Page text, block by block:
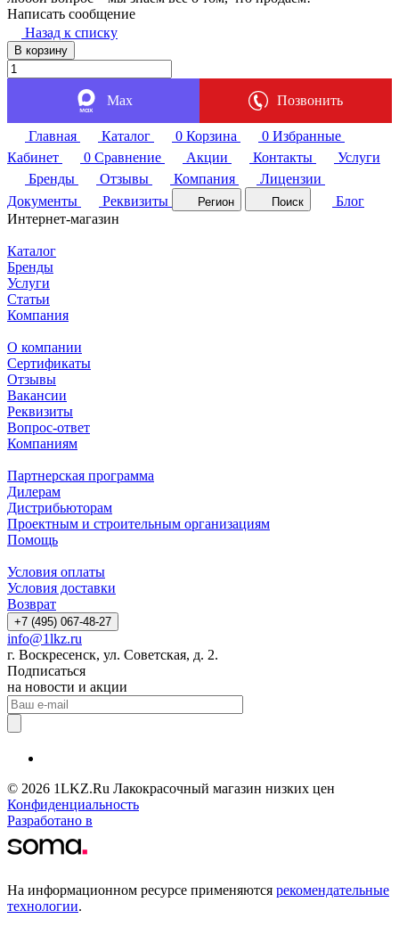
Написать сообщение
Назад к списку
В корзину
Max Позвонить
Главная Каталог 0 Корзина 0 Избранные
Кабинет
0 Сравнение Акции Контакты
Услуги
Бренды
Отзывы Компания
Лицензии
Документы
Реквизиты Регион Поиск
Блог
Интернет-магазин
Каталог
Бренды
Услуги
Статьи
Компания
О компании
Сертификаты
Отзывы
Вакансии
Реквизиты
Вопрос-ответ
Компаниям
Партнерская программа
Дилерам
Дистрибьюторам
Проектным и строительным организациям
Помощь
Условия оплаты
Условия доставки
Возврат
+7 (495) 067-48-27
info@1lkz.ru
г. Воскресенск, ул. Советская, д. 2.
Подписаться
на новости и акции
© 2026 1LKZ.Ru Лакокрасочный магазин низких цен
Конфиденциальность
Разработано в
На информационном ресурсе применяются рекомендательные
технологии.